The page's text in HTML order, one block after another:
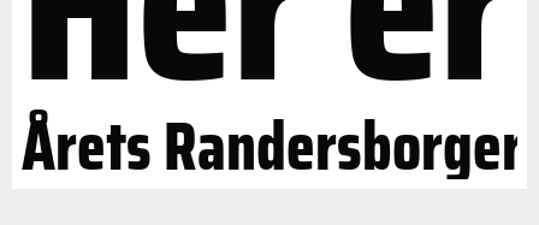
Årets Randersborger